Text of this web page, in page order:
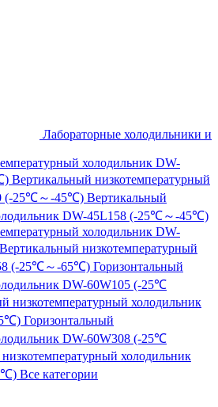
Лабораторные холодильники и
холодильник DW-
Вертикальный низкотемпературный
(-25℃～-45℃) Вертикальный
DW-45L158 (-25℃～-45℃)
холодильник DW-
Вертикальный низкотемпературный
(-25℃～-65℃) Горизонтальный
DW-60W105 (-25℃
низкотемпературный холодильник
Горизонтальный
DW-60W308 (-25℃
холодильник
Все категории